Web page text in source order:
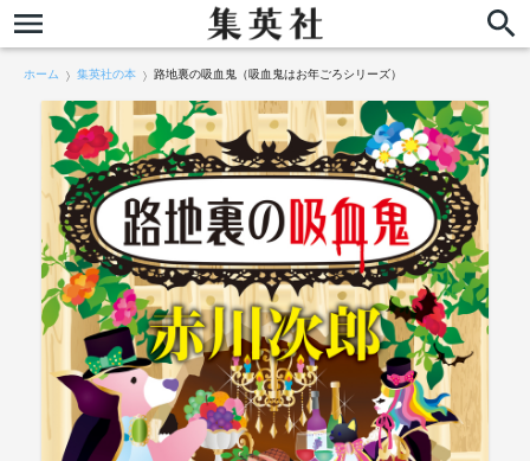
ホーム 集英社の本 路地裏の吸血鬼（吸血鬼はお年ごろシリーズ）